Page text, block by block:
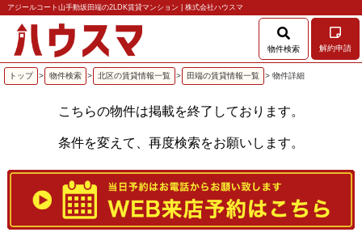
アジールコート山手動坂田端の2LDK賃貸マンション | 株式会社ハウスマ
物件検索 解約申請
トップ > 物件検索 > 北区の賃貸情報一覧 > 田端の賃貸情報一覧 > 物件詳細
こちらの物件は掲載を終了しております。
条件を変えて、再度検索をお願いします。